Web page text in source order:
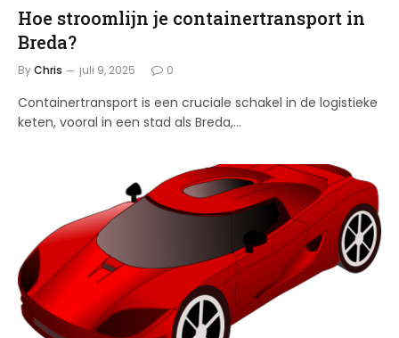
Hoe stroomlijn je containertransport in
Breda?
ByChris juli 9, 2025 0
Containertransport is een cruciale schakel in de logistieke
keten, vooral in een stad als Breda,…